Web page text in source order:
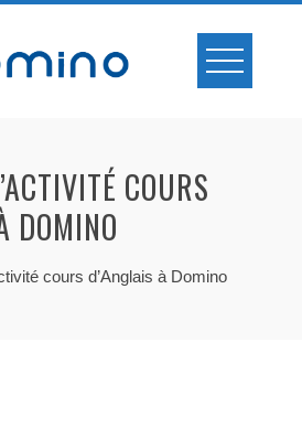
COURS
DOMINO
cours d’Anglais à Domino